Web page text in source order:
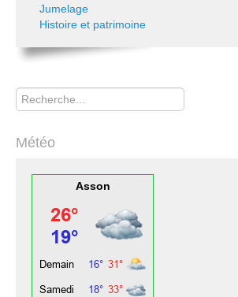
Jumelage
Histoire et patrimoine
Rechercher
Météo
Asson